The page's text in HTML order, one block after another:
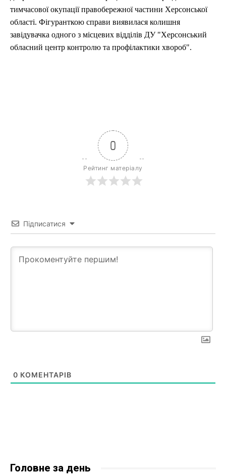
тимчасової окупації правобережної частини Херсонської
області. Фігуранткою справи виявилася колишня
завідувачка одного з місцевих відділів ДУ "Херсонський
обласний центр контролю та профілактики хвороб".
0
Рейтинг матеріалу
Підписатися
0 КОМЕНТАРІВ
Головне за день